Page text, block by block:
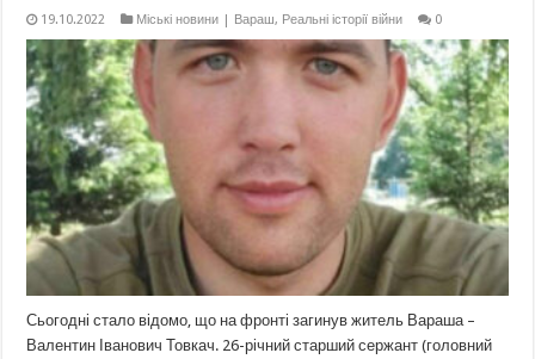
19.10.2022 Міські новини | Вараш, Реальні історії війни 0
Сьогодні стало відомо, що на фронті загинув житель Вараша –
Валентин Іванович Товкач. 26-річний старший сержант (головний